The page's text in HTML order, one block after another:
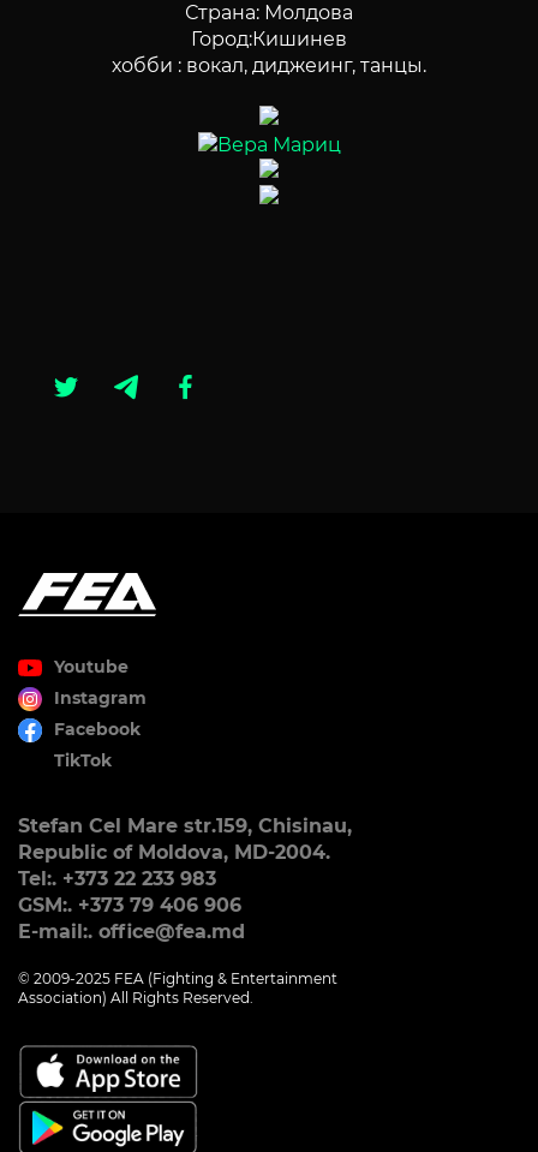
Страна: Молдова
Город:Кишинев
хобби : вокал, диджеинг, танцы.
Youtube
Instagram
Facebook
TikTok
Stefan Cel Mare str.159, Chisinau,
Republic of Moldova, MD-2004.
Tel:. +373 22 233 983
GSM:. +373 79 406 906
E-mail:. office@fea.md
© 2009-2025 FEA (Fighting & Entertainment
Association) All Rights Reserved.